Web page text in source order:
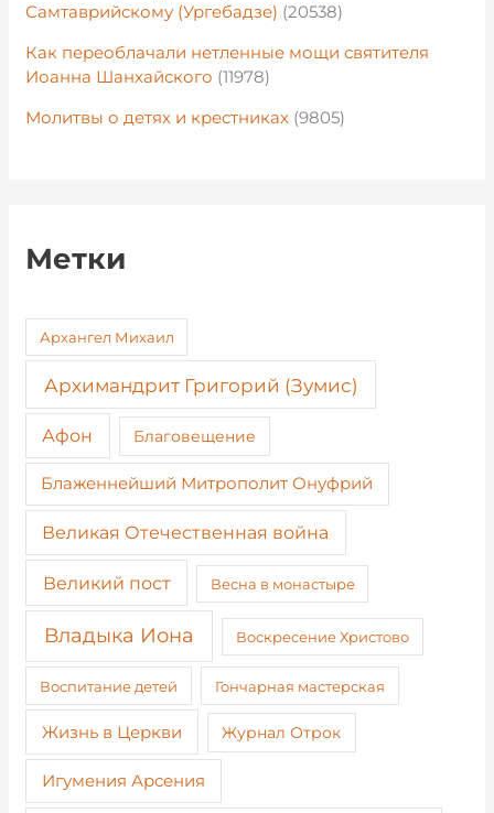
Самтаврийскому (Ургебадзе) (20538)
Как переоблачали нетленные мощи святителя
Иоанна Шанхайского (11978)
Молитвы о детях и крестниках (9805)
Метки
Архангел Михаил
Архимандрит Григорий (Зумис)
Афон Благовещение
Блаженнейший Митрополит Онуфрий
Великая Отечественная война
Великий пост Весна в монастыре
Владыка Иона Воскресение Христово
Воспитание детей Гончарная мастерская
Жизнь в Церкви Журнал Отрок
Игумения Арсения